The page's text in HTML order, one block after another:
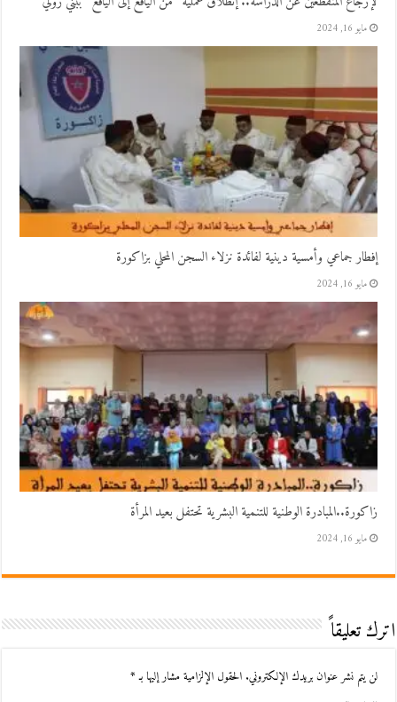
مايو 16, 2024
إفطار جماعي وأمسية دينية لفائدة نزلاء السجن المحلي بزاكورة
مايو 16, 2024
زاكورة..المبادرة الوطنية للتنمية البشرية تحتفل بعيد المرأة
مايو 16, 2024
اترك تعليقاً
لن يتم نشر عنوان بريدك الإلكتروني. الحقول الإلزامية مشار إليها بـ*